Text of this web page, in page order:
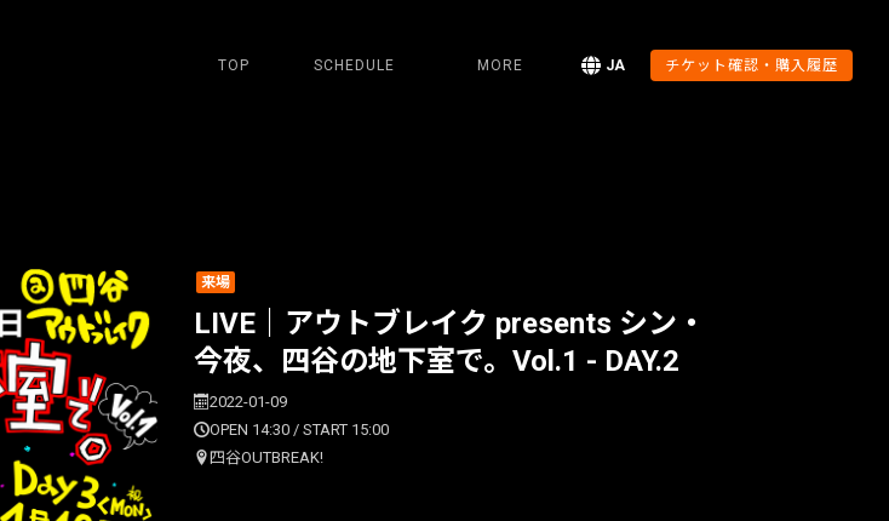
TOP SCHEDULE MORE JA チケット確認・購入履歴
来場
LIVE｜アウトブレイク presents シン・
今夜、四谷の地下室で。Vol.1 - DAY.2
2022-01-09
OPEN 14:30 / START 15:00
四谷OUTBREAK!